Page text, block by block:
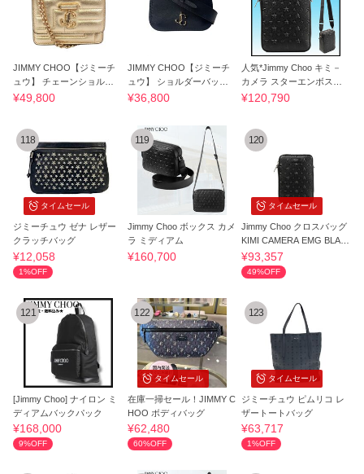
JIMMY CHOO【ジミーチ
ュウ】 チェーンショルダ
ーバッグ ゴールド
¥49,800
JIMMY CHOO【ジミーチ
ュウ】 ショルダーバッグ
レディース
¥36,800
人気*Jimmy Choo キミ－
カメラ スターエンボス付
きカメラバッグ
¥120,790
タイムセール
118
ジミーチュウ ゼナ レザー
クラッチバッグ
¥12,058
1%OFF
119
Jimmy Choo ボックス カメ
ラ ミディアム
¥160,700
タイムセール
120
Jimmy Choo クロスバッグ
KIMI CAMERA EMG BLAC
K
¥93,357
49%OFF
121
[Jimmy Choo] ナイロン ミ
ディアムバックパック
¥168,000
9%OFF
タイムセール
122
在庫一掃セール！JIMMY C
HOO ボディバッグ
¥62,480
60%OFF
タイムセール
123
ジミーチュウ ピムリコ レ
ザートートバッグ
¥63,717
1%OFF